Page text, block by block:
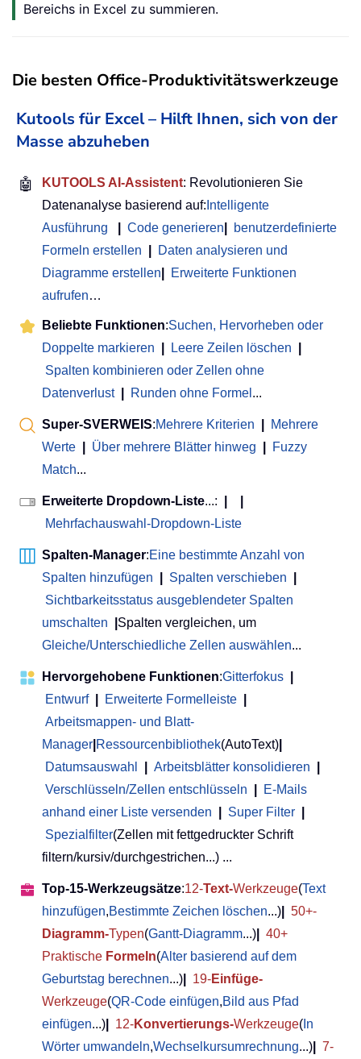
Bereichs in Excel zu summieren.
Die besten Office-Produktivitätswerkzeuge
Kutools für Excel – Hilft Ihnen, sich von der
Masse abzuheben
🤖 KUTOOLS AI-Assistent: Revolutionieren Sie
Datenanalyse basierend auf: Intelligente
Ausführung
Code generieren
benutzerdefinierte
Formeln erstellen
Daten analysieren und
Diagramme erstellen
Erweiterte Funktionen
aufrufen…
Beliebte Funktionen:Suchen, Hervorheben oder
Doppelte markieren
Leere Zeilen löschen
Spalten kombinieren oder Zellen ohne
Datenverlust
Runden ohne Formel ...
Super-SVERWEIS:Mehrere Kriterien
Mehrere
Werte
Über mehrere Blätter hinweg
Fuzzy
Match...
Erweiterte Dropdown-Liste...:
Mehrfachauswahl-Dropdown-Liste
Spalten-Manager:Eine bestimmte Anzahl von
Spalten hinzufügen
Spalten verschieben
Sichtbarkeitsstatus ausgeblendeter Spalten
umschalten
Spalten vergleichen, um
Gleiche/Unterschiedliche Zellen auswählen...
Hervorgehobene Funktionen:Gitterfokus
Entwurf
Erweiterte Formelleiste
Arbeitsmappen- und Blatt-
Manager Ressourcenbibliothek(AutoText)
Datumsauswahl
Arbeitsblätter konsolidieren
Verschlüsseln/Zellen entschlüsseln
E-Mails
anhand einer Liste versenden
Super Filter
Spezialfilter(Zellen mit fettgedruckter Schrift
filtern/kursiv/durchgestrichen...) ...
Top-15-Werkzeugsätze:12-Text-Werkzeuge(Text
hinzufügen,Bestimmte Zeichen löschen...)
50+-
Diagramm-Typen(Gantt-Diagramm...)
40+
Praktische Formeln(Alter basierend auf dem
Geburtstag berechnen...) 19-Einfüge-
Werkzeuge(QR-Code einfügen,Bild aus Pfad
einfügen...) 12-Konvertierungs-Werkzeuge( In
Wörter umwandeln,Wechselkursumrechnung...)
7-